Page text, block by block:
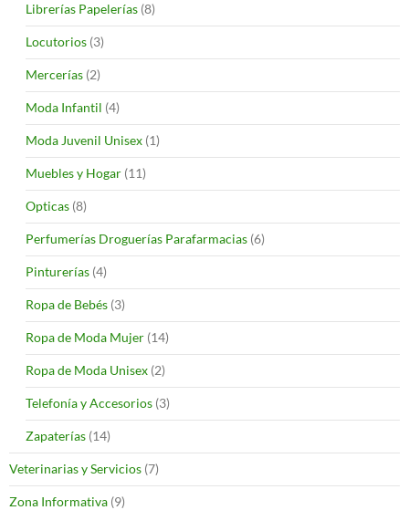
Librerías Papelerías (8)
Locutorios (3)
Mercerías (2)
Moda Infantil (4)
Moda Juvenil Unisex (1)
Muebles y Hogar (11)
Opticas (8)
Perfumerías Droguerías Parafarmacias (6)
Pinturerías (4)
Ropa de Bebés (3)
Ropa de Moda Mujer (14)
Ropa de Moda Unisex (2)
Telefonía y Accesorios (3)
Zapaterías (14)
Veterinarias y Servicios (7)
Zona Informativa (9)